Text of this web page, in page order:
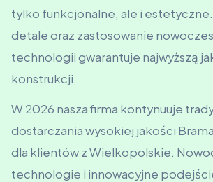
tylko funkcjonalne, ale i
detale oraz zastosowanie
technologii gwarantuje najwyższą
konstrukcji.
W 2026 nasza firma kontynuuje
dostarczania wysokiej jakości
dla klientów z Wielkopolskie.
technologie i innowacyjne